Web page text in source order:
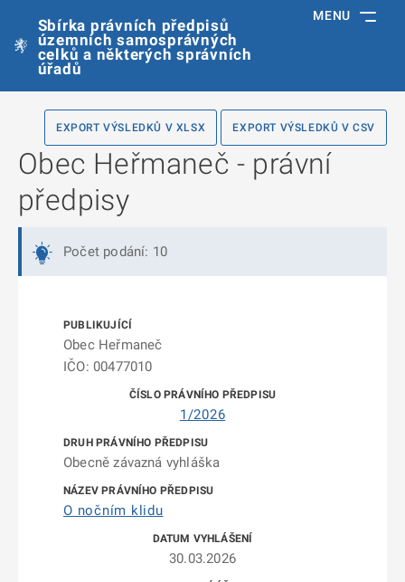
Sbírka právních předpisů
územních samosprávných
celků a některých správních
úřadů
MENU
EXPORT VÝSLEDKŮ V XLSX EXPORT VÝSLEDKŮ V CSV
Obec Heřmaneč - právní
předpisy
Počet podání: 10
Obec Heřmaneč
IČO: 00477010
1/2026
Obecně závazná vyhláška
O nočním klidu
30.03.2026